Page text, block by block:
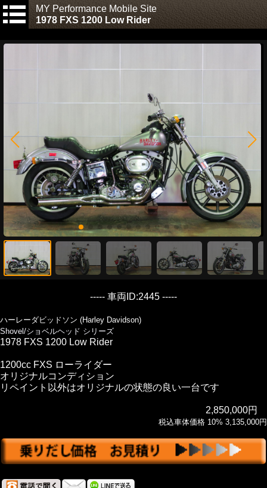
MY Performance Mobile Site
1978 FXS 1200 Low Rider
----- 車両ID:2445 -----
ハーレーダビッドソン (Harley Davidson)
Shovel/ショベルヘッド シリーズ
1978 FXS 1200 Low Rider
1200cc FXS ローライダー
オリジナルコンディション
リペイント以外はオリジナルの状態の良い一台です
2,850,000円
税込車体価格 10% 3,135,000円